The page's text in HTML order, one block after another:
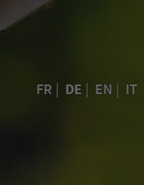
FR | DE | EN | IT